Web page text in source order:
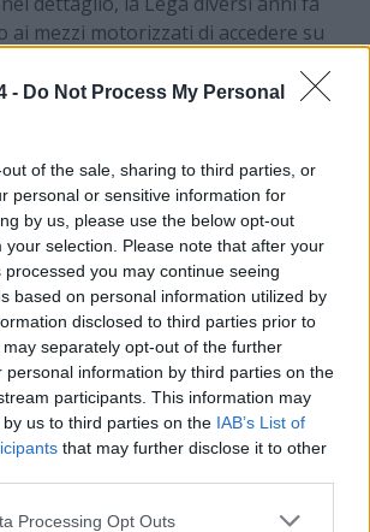
- Do Not Process My Personal
of the sale, sharing to third parties, or
personal or sensitive information for
by us, please use the below opt-out
your selection. Please note that after your
you may continue seeing
based on personal information utilized by
disclosed to third parties prior to
separately opt-out of the further
personal information by third parties on the
participants. This information may
us to third parties on the IAB’s List of
that may further disclose it to other
Processing Opt Outs
ai mezzi motorizzati di accedere su
con a capo Stefania
di
e sulle altre strade elencate in
gli ulteriori dettagli in merito.
più
auto e altri mezzi
la decisione è
dell’assessora al Turismo e alla
Meloni: “Si tratta di unanorma di
verso il nostro paesaggio
, che riafferma